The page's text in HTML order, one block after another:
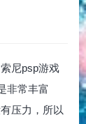
尼psp游戏
非常丰富
压力，所以